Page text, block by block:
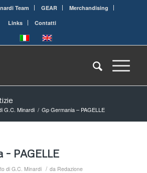
Team GEAR
Merchandising
Links
Contatti
G.C. Minardi / Gp Germania – PAGELLE
– PAGELLE
di G.C. Minardi / da Redazione